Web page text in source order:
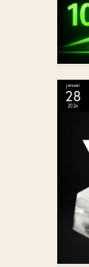
januari
28
2026